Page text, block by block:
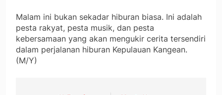
Malam ini bukan sekadar hiburan biasa. Ini adalah
pesta rakyat, pesta musik, dan pesta
kebersamaan yang akan mengukir cerita tersendiri
dalam perjalanan hiburan Kepulauan Kangean.
(M/Y)